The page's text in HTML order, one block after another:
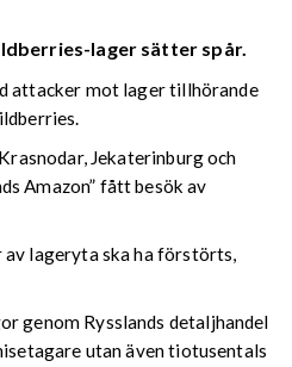
lager sätter spår.
attacker mot lager tillhörande
Jekaterinburg och
Amazon” fått besök av
lageryta ska ha förstörts,
genom Rysslands detaljhandel
utan även tiotusentals